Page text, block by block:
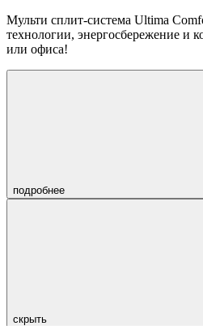
Мульти сплит-система Ultima
технологии, энергосбережение и
или офиса!
подробнее
скрыть